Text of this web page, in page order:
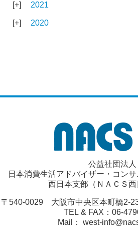
2021
2020
公益社団法人
日本消費生活アドバイザー・コン
西日本支部（ＮＡＣＳ西
〒540-0029 大阪市中央区本町橋2-
TEL & FAX：06-
Mail： west-